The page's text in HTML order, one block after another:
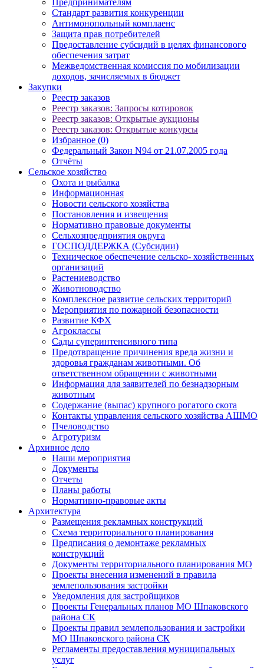
Предпринимателям
Стандарт развития конкуренции
Антимонопольный комплаенс
Защита прав потребителей
Предоставление субсидий в целях финансового
обеспечения затрат
Межведомственная комиссия по мобилизации
доходов, зачисляемых в бюджет
Закупки
Реестр заказов
Реестр заказов: Запросы котировок
Реестр заказов: Открытые аукционы
Реестр заказов: Открытые конкурсы
Избранное (0)
Федеральный Закон N94 от 21.07.2005 года
Отчёты
Сельское хозяйство
Охота и рыбалка
Информационная
Новости сельского хозяйства
Постановления и извещения
Нормативно правовые документы
Сельхозпредприятия округа
ГОСПОДДЕРЖКА (Субсидии)
Техническое обеспечение сельско- хозяйственных
организаций
Растениеводство
Животноводство
Комплексное развитие сельских территорий
Мероприятия по пожарной безопасности
Развитие КФХ
Агроклассы
Сады суперинтенсивного типа
Предотвращение причинения вреда жизни и
здоровья гражданам животными. Об
ответственном обращении с животными
Информация для заявителей по безнадзорным
животным
Содержание (выпас) крупного рогатого скота
Контакты управления сельского хозяйства АШМО
Пчеловодство
Агротуризм
Архивное дело
Наши мероприятия
Документы
Отчеты
Планы работы
Нормативно-правовые акты
Архитектура
Размещения рекламных конструкций
Схема территориального планирования
Предписания о демонтаже рекламных
конструкций
Документы территориального планирования МО
Проекты внесения изменений в правила
землепользования застройки
Уведомления для застройщиков
Проекты Генеральных планов МО Шпаковского
района СК
Проекты правил землепользования и застройки
МО Шпаковского района СК
Регламенты предоставления муниципальных
услуг